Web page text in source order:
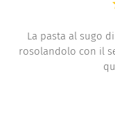
La pasta al sugo
rosolandolo con il